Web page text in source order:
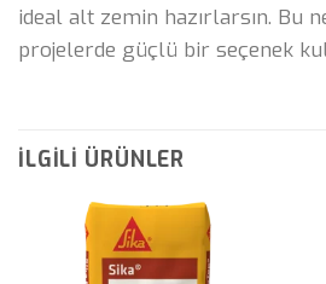
ideal alt zemin hazırlarsın. Bu
projelerde güçlü bir seçenek
İLGILI ÜRÜNLER